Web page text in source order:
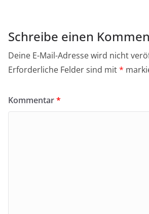
Schreibe einen
Deine E-Mail-Adresse wird nicht
Erforderliche Felder sind mit*
Kommentar*